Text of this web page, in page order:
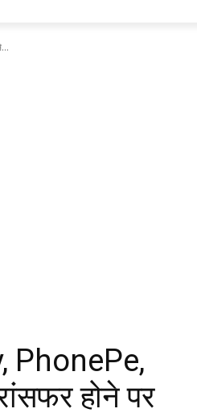
PhonePe,
होने पर